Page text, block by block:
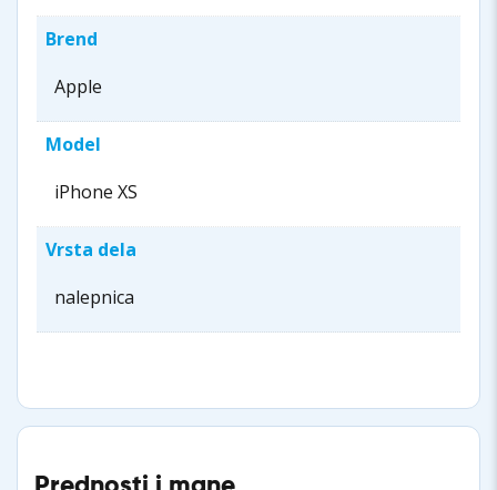
Brend
Apple
Model
iPhone XS
Vrsta dela
nalepnica